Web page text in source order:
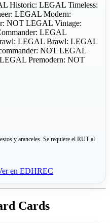
Historic: LEGALTimeless:
LEGALModern:
NOT LEGALVintage:
LEGAL
LEGALBrawl: LEGAL
NOT LEGAL
LEGALPremodern: NOT
y aranceles. Se requiere el RUT al
en EDHREC
Cards